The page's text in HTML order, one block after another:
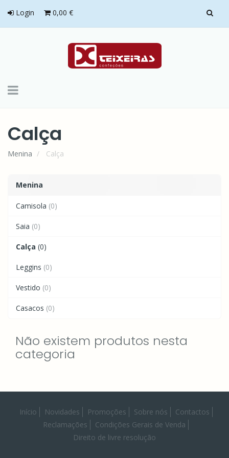
Login 0,00 €
Toggle
Calça
Menina Calça
Menina
Camisola (0)
Saia (0)
Calça (0)
Leggins (0)
Vestido (0)
Casacos (0)
Não existem produtos nesta
categoria
Início Novidades Promoções Sobre nós
Contactos
Reclamações
Condições Gerais de Venda
Direito de livre resolução